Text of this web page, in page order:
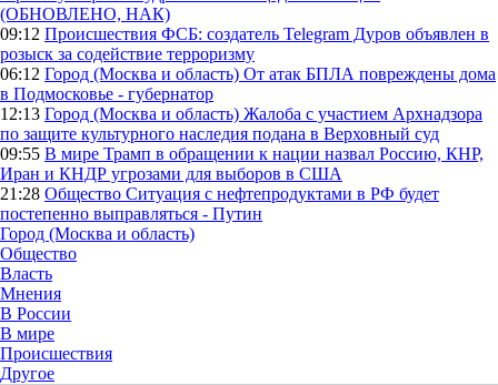
(ОБНОВЛЕНО, НАК)
09:12 Происшествия ФСБ: создатель Telegram Дуров объявлен в
розыск за содействие терроризму
06:12 Город (Москва и область) От атак БПЛА повреждены дома
в Подмосковье - губернатор
12:13 Город (Москва и область) Жалоба с участием Архнадзора
по защите культурного наследия подана в Верховный суд
09:55 В мире Трамп в обращении к нации назвал Россию, КНР,
Иран и КНДР угрозами для выборов в США
21:28 Общество Ситуация с нефтепродуктами в РФ будет
постепенно выправляться - Путин
Город (Москва и область)
Общество
Власть
Мнения
В России
В мире
Происшествия
Другое